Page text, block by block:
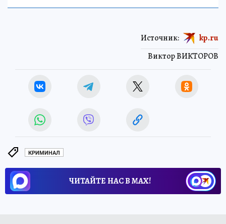
Виктор ВИКТОРОВ
Источник: kp.ru
КРИМИНАЛ
ЧИТАЙТЕ НАС В МАХ!